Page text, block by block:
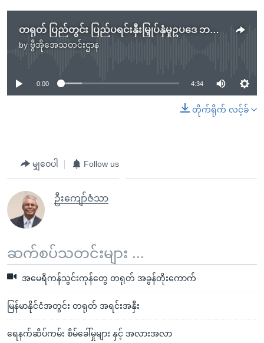
တရုတ် ပြည်တွင်း ပြည်ပရင်းနှီးမြှုပ်နှံမှုဥပဒေ ဘယ်လဲဘာလဲ
by ဗွီအိုအေသတင်းဌာန
No media source currently available
0:00 4:34
တိုက်ရိုက် လင့်ခ်
မျှဝေပါ Follow us
ဦးကျော်ဇံသာ
ဆက်စပ်သတင်းများ ...
အမေရိကန်သွင်းကုန်တွေ တရုတ် အခွန်တိုးကောက်
မြန်မာနိုင်ငံအတွင်း တရုတ် အရင်းအနှီး
ရေနက်ဆိပ်ကမ်း စိမ်ခေါ်မှုများ နှင့် အလားအလာ